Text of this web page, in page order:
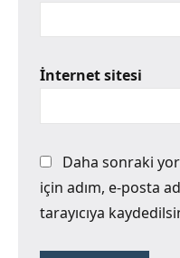
İnternet sitesi
Daha sonraki
için adım, e-posta
tarayıcıya